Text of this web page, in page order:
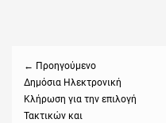
← Προηγούμενο
Previous
post:
Δημόσια Ηλεκτρονική
Κλήρωση για την επιλογή
Τακτικών και